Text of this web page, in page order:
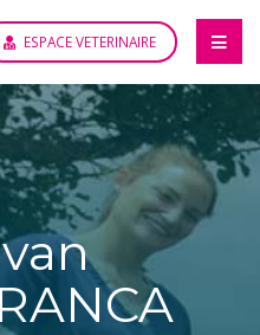
ESPACE VETERINAIRE